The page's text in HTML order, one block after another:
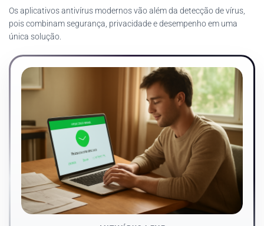
Os aplicativos antivírus modernos vão além da detecção de vírus,
pois combinam segurança, privacidade e desempenho em uma
única solução.